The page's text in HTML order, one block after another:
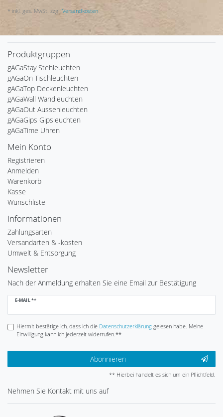
* inkl. ges. MwSt. zzgl. Versandkosten
Produktgruppen
gAGaStay Stehleuchten
gAGaOn Tischleuchten
gAGaTop Deckenleuchten
gAGaWall Wandleuchten
gAGaOut Aussenleuchten
gAGaGips Gipsleuchten
gAGaTime Uhren
Mein Konto
Registrieren
Anmelden
Warenkorb
Kasse
Wunschliste
Informationen
Zahlungsarten
Versandarten & -kosten
Umwelt & Entsorgung
Newsletter
Nach der Anmeldung erhalten Sie eine Email zur Bestätigung
E-MAIL **
Newsletter
Hiermit bestätige ich, dass ich die Daten­schutz­erklärunggelesen habe. Meine
Einwilligung kann ich jederzeit widerrufen.**
Abonnieren
** Hierbei handelt es sich um ein Pflichtfeld.
Nehmen Sie Kontakt mit uns auf